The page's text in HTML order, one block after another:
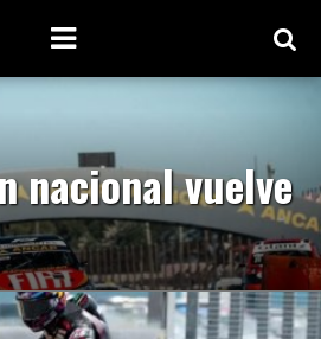
nacional vuelve